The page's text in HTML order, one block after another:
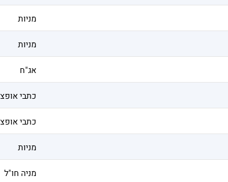
מניות
מניות
אג"ח
כתבי
כתבי
מניות
מניה חו"ל